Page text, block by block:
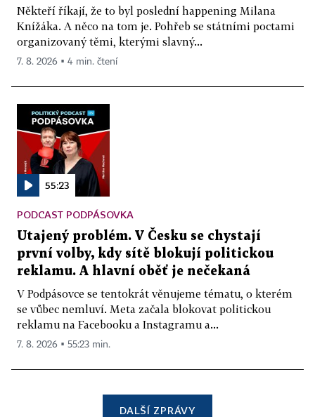
Někteří říkají, že to byl poslední happening Milana
Knížáka. A něco na tom je. Pohřeb se státními poctami
organizovaný těmi, kterými slavný...
7. 8. 2026 ▪ 4 min. čtení
55:23
PODCAST PODPÁSOVKA
Utajený problém. V Česku se chystají
první volby, kdy sítě blokují politickou
reklamu. A hlavní oběť je nečekaná
V Podpásovce se tentokrát věnujeme tématu, o kterém
se vůbec nemluví. Meta začala blokovat politickou
reklamu na Facebooku a Instagramu a...
7. 8. 2026 ▪ 55:23 min.
DALŠÍ ZPRÁVY